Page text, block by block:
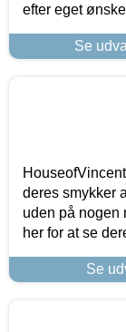
efter eget
Se
deres smykker
uden på nogen
her for at se
Se